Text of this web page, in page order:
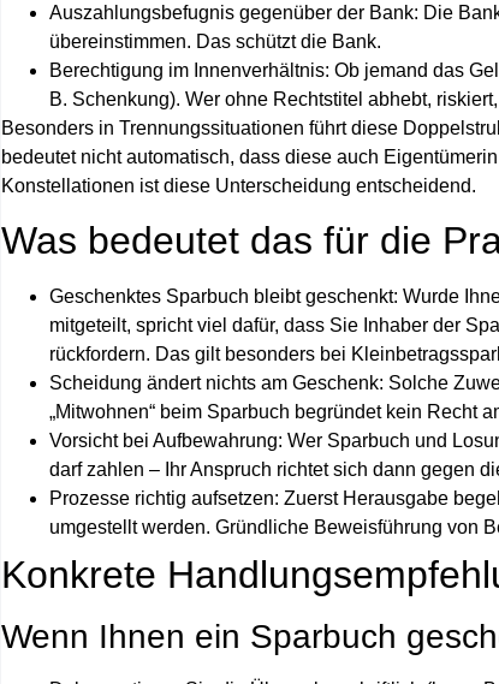
Auszahlungsbefugnis gegenüber der Bank: Die
übereinstimmen. Das schützt die Bank.
Berechtigung im Innenverhältnis: Ob jemand das
B. Schenkung). Wer ohne Rechtstitel abhebt,
Besonders in Trennungssituationen führt diese
bedeutet nicht automatisch, dass diese auch
Konstellationen ist diese Unterscheidung entscheidend.
Was bedeutet das für die
Geschenktes Sparbuch bleibt geschenkt: Wurde
mitgeteilt, spricht viel dafür, dass Sie Inhaber der
rückfordern. Das gilt besonders bei
Scheidung ändert nichts am Geschenk: Solche
„Mitwohnen“ beim Sparbuch begründet kein Recht
Vorsicht bei Aufbewahrung: Wer Sparbuch und
darf zahlen – Ihr Anspruch richtet sich dann gegen
Prozesse richtig aufsetzen: Zuerst Herausgabe
umgestellt werden. Gründliche Beweisführung von
Konkrete
Wenn Ihnen ein Sparbuch